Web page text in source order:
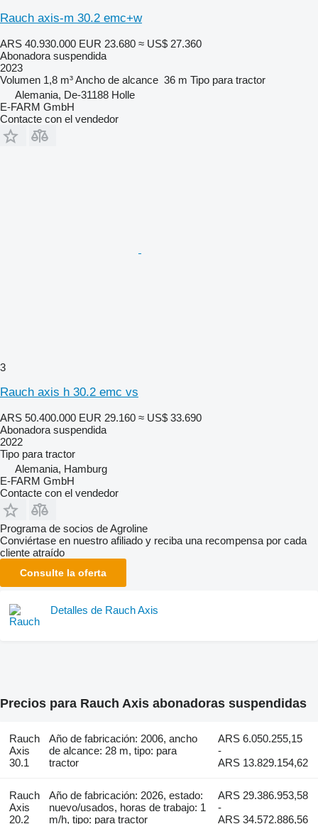
Rauch axis-m 30.2 emc+w
ARS 40.930.000 EUR 23.680 ≈ US$ 27.360
Abonadora suspendida
2023
Volumen 1,8 m³Ancho de alcance 36 m Tipo para tractor
Alemania, De-31188 Holle
E-FARM GmbH
Contacte con el vendedor
3
Rauch axis h 30.2 emc vs
ARS 50.400.000 EUR 29.160 ≈ US$ 33.690
Abonadora suspendida
2022
Tipo para tractor
Alemania, Hamburg
E-FARM GmbH
Contacte con el vendedor
Programa de socios de Agroline
Conviértase en nuestro afiliado y reciba una recompensa por cada
cliente atraído
Consulte la oferta
Detalles de Rauch Axis
Precios para Rauch Axis abonadoras suspendidas
Rauch
Axis
30.1
Año de fabricación: 2006, ancho
de alcance: 28 m, tipo: para
tractor
ARS 6.050.255,15
-
ARS 13.829.154,62
Rauch
Axis
20.2
Año de fabricación: 2026, estado:
nuevo/usados, horas de trabajo: 1
m/h, tipo: para tractor
ARS 29.386.953,58
-
ARS 34.572.886,56